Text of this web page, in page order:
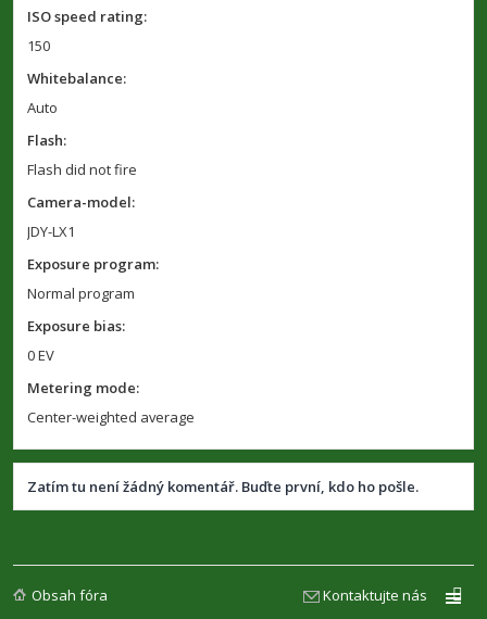
ISO speed rating:
150
Whitebalance:
Auto
Flash:
Flash did not fire
Camera-model:
JDY-LX1
Exposure program:
Normal program
Exposure bias:
0 EV
Metering mode:
Center-weighted average
Zatím tu není žádný komentář. Buďte první, kdo ho pošle.
Obsah fóra Kontaktujte nás